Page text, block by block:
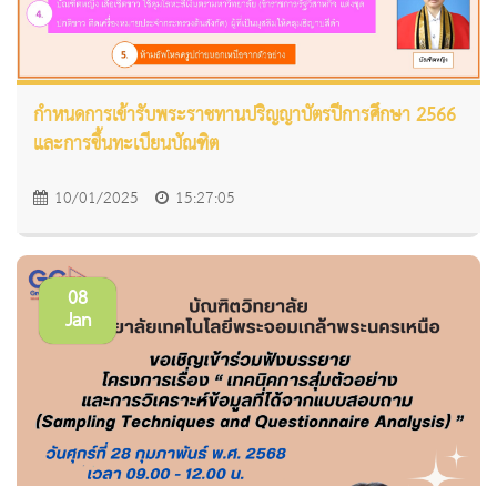
กำหนดการเข้ารับพระราชทานปริญญาบัตรปีการศึกษา 2566
และการขึ้นทะเบียนบัณฑิต
10/01/2025 15:27:05
08
Jan